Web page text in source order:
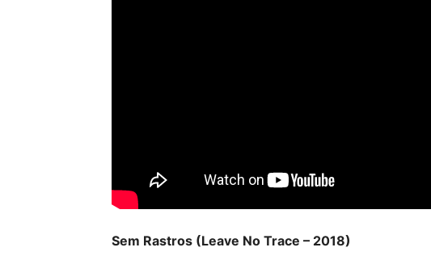
Sem Rastros (Leave No Trace – 2018)